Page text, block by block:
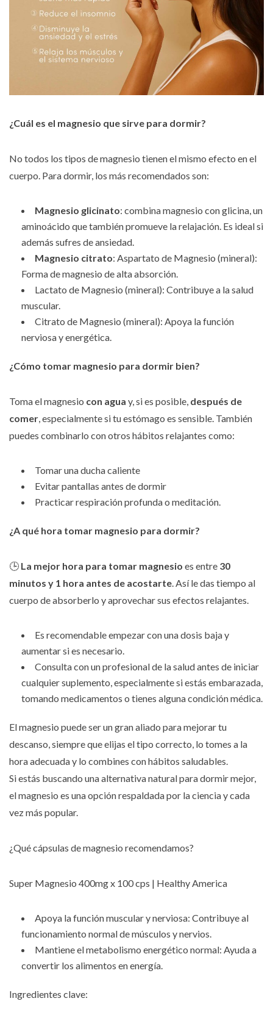
¿Cuál es el magnesio que sirve para dormir?
No todos los tipos de magnesio tienen el mismo efecto en el
cuerpo. Para dormir, los más recomendados son:
Magnesio glicinato: combina magnesio con glicina, un
aminoácido que también promueve la relajación. Es ideal si
además sufres de ansiedad.
Magnesio citrato: Aspartato de Magnesio (mineral):
Forma de magnesio de alta absorción.
Lactato de Magnesio (mineral): Contribuye a la salud
muscular.
Citrato de Magnesio (mineral): Apoya la función
nerviosa y energética.
¿Cómo tomar magnesio para dormir bien?
Toma el magnesio con agua y, si es posible, después de
comer, especialmente si tu estómago es sensible. También
puedes combinarlo con otros hábitos relajantes como:
Tomar una ducha caliente
Evitar pantallas antes de dormir
Practicar respiración profunda o meditación.
¿A qué hora tomar magnesio para dormir?
🕒 La mejor hora para tomar magnesio es entre 30
minutos y 1 hora antes de acostarte. Así le das tiempo al
cuerpo de absorberlo y aprovechar sus efectos relajantes.
Es recomendable empezar con una dosis baja y
aumentar si es necesario.
Consulta con un profesional de la salud antes de iniciar
cualquier suplemento, especialmente si estás embarazada,
tomando medicamentos o tienes alguna condición médica.
El magnesio puede ser un gran aliado para mejorar tu
descanso, siempre que elijas el tipo correcto, lo tomes a la
hora adecuada y lo combines con hábitos saludables.
Si estás buscando una alternativa natural para dormir mejor,
el magnesio es una opción respaldada por la ciencia y cada
vez más popular.
¿Qué cápsulas de magnesio recomendamos?
Super Magnesio 400mg x 100 cps | Healthy America
Apoya la función muscular y nerviosa: Contribuye al
funcionamiento normal de músculos y nervios.
Mantiene el metabolismo energético normal: Ayuda a
convertir los alimentos en energía.
Ingredientes clave: